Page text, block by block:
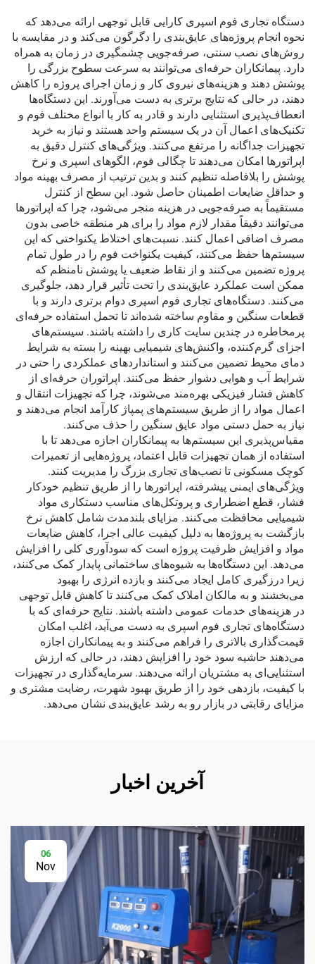
دستگاه تجاری فوم اسپری کارایی قابل توجهی ارائه می‌دهد که
نحوه انجام پروژه‌های عایق‌بندی را دگرگون می‌کند و در مقایسه با
روش‌های نصب سنتی، صرفه‌جویی چشمگیری در زمان به همراه
دارد. پیمانکاران حرفه‌ای می‌توانند به سرعت سطوح بزرگی را
پوشش دهند و هزینه‌های نیروی کار و زمان اجرای پروژه را کاهش
دهند، در حالی که نتایج برتری به دست می‌آورند. این دستگاه‌ها
انعطاف‌پذیری استثنایی دارند و قادر به کار با انواع مختلف فوم و
تکنیک‌های اعمال آن در یک سیستم واحد هستند و نیاز به خرید
تجهیزات جداگانه را مرتفع می‌کنند. ویژگی‌های کنترل دقیق به
اپراتورها امکان می‌دهند تا چگالی فوم، الگوهای اسپری و نرخ
پوشش را بلافاصله تنظیم کنند و بدین ترتیب از مصرف بهینه مواد
و حداقل ضایعات اطمینان حاصل شود. این سطح از کنترل
مستقیماً به صرفه‌جویی در هزینه منجر می‌شود، چرا که اپراتورها
می‌توانند دقیقاً مقدار لازم مواد را برای هر منطقه خاصی بدون
مصرف اضافی اعمال کنند. نسبت‌های اختلاط یکنواختی که این
سیستم‌ها حفظ می‌کنند، کیفیت یکنواخت فوم را در طول تمام
پروژه تضمین می‌کنند و از نقاط ضعیف یا پوشش نامنظم که
ممکن است عملکرد عایق‌بندی را تحت تأثیر قرار دهد، جلوگیری
می‌کنند. دستگاه‌های تجاری فوم اسپری دوام برتری دارند و با
قطعات سنگین و مقاوم ساخته شده‌اند تا تحمل استفاده حرفه‌ای
پرمخاطره در چندین سایت کاری را داشته باشند. سیستم‌های
اجزای گرم‌کننده، واکنش‌های شیمیایی بهینه را بسته به شرایط
دمای محیط تضمین می‌کنند و استانداردهای عملکردی را حتی در
شرایط آب و هوایی دشوار حفظ می‌کنند. اپراتوران حرفه‌ای از
کاهش فشار فیزیکی بهره‌مند می‌شوند، چرا که تجهیزات انتقال و
اعمال مواد را از طریق سیستم‌های پمپاژ کارآمد انجام می‌دهند و
نیاز به حمل دستی مواد عایق سنگین را حذف می‌کنند.
مقیاس‌پذیری این سیستم‌ها به پیمانکاران اجازه می‌دهد تا با
استفاده از همان تجهیزات قابل اعتماد، پروژه‌هایی از تعمیرات
کوچک مسکونی تا نصب‌های تجاری بزرگ را مدیریت کنند.
ویژگی‌های ایمنی پیشرفته، اپراتورها را از طریق تنظیم خودکار
فشار، قطع اضطراری و پروتکل‌های مناسب دستکاری مواد
شیمیایی محافظت می‌کنند. مزایای بلندمدت شامل کاهش نرخ
بازگشت به پروژه‌ها به دلیل کیفیت عالی اجرا، کاهش ضایعات
مواد و افزایش ظرفیت پروژه است که سودآوری کلی را افزایش
می‌دهد. این دستگاه‌ها به شیوه‌های ساختمانی پایدار کمک می‌کنند،
زیرا درزگیری کامل ایجاد می‌کنند و بازده انرژی را بهبود
می‌بخشند و به مالکان املاک کمک می‌کنند تا کاهش قابل توجهی
در هزینه‌های خدمات عمومی داشته باشند. نتایج حرفه‌ای که با
دستگاه‌های تجاری فوم اسپری به دست می‌آید، اغلب امکان
قیمت‌گذاری بالاتری را فراهم می‌کنند و به پیمانکاران اجازه
می‌دهند حاشیه سود خود را افزایش دهند، در حالی که ارزش
استثنایی‌ای به مشتریان ارائه می‌دهند. سرمایه‌گذاری در تجهیزات
با کیفیت، بازدهی خود را از طریق بهبود شهرت، رضایت مشتری و
مزایای رقابتی در بازار رو به رشد عایق‌بندی نشان می‌دهد.
آخرین اخبار
06
Nov